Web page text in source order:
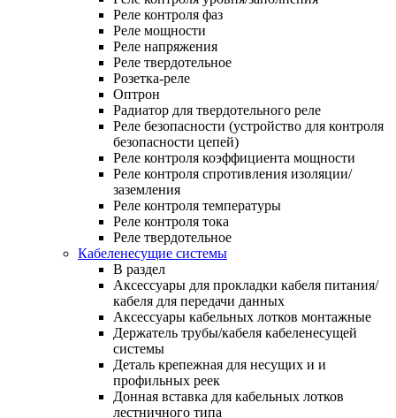
Реле контроля фаз
Реле мощности
Реле напряжения
Реле твердотельное
Розетка-реле
Оптрон
Радиатор для твердотельного реле
Реле безопасности (устройство для контроля
безопасности цепей)
Реле контроля коэффициента мощности
Реле контроля спротивления изоляции/
заземления
Реле контроля температуры
Реле контроля тока
Реле твердотельное
Кабеленесущие системы
В раздел
Аксессуары для прокладки кабеля питания/
кабеля для передачи данных
Аксессуары кабельных лотков монтажные
Держатель трубы/кабеля кабеленесущей
системы
Деталь крепежная для несущих и и
профильных реек
Донная вставка для кабельных лотков
лестничного типа